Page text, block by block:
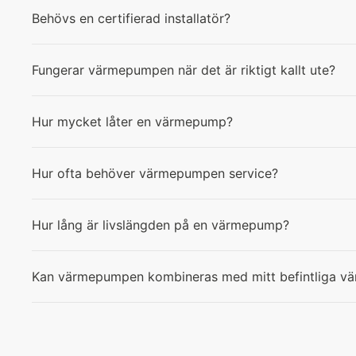
Behövs en certifierad installatör?
Fungerar värmepumpen när det är riktigt kallt ute?
Hur mycket låter en värmepump?
Hur ofta behöver värmepumpen service?
Hur lång är livslängden på en värmepump?
Kan värmepumpen kombineras med mitt befintliga